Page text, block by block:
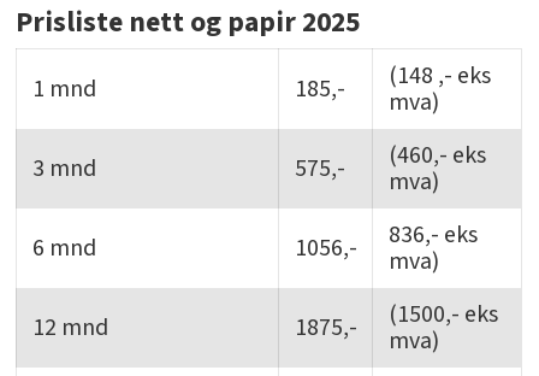
Prisliste nett og papir 2025
1 mnd 185,- (148 ,- eks
mva)
3 mnd
575,- (460,- eks
mva)
6 mnd
1056,- 836,- eks
mva)
12 mnd
1875,- (1500,- eks
mva)